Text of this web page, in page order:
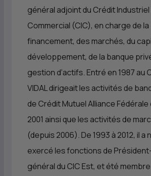
général adjoint du Crédit
Commercial (CIC), en charge de
financement, des marchés, du
développement, de la banque
gestion d’actifs. Entré en 1987 au
VIDAL dirigeait les activités de
de Crédit Mutuel Alliance Fédérale
2001 ainsi que les activités de
(depuis 2006). De 1993 à 2012, il a
exercé les fonctions de
général du CIC Est, et été